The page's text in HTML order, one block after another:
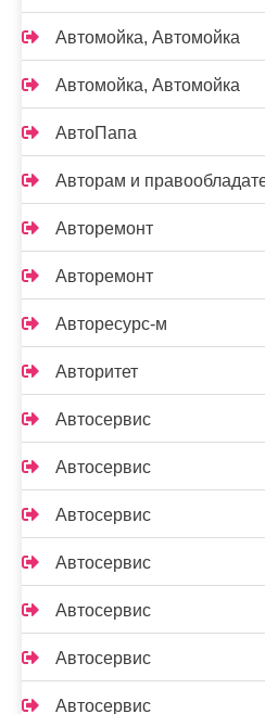
Автомойка, Автомойка
Автомойка, Автомойка
АвтоПапа
Авторам и
Авторемонт
Авторемонт
Авторесурс-м
Авторитет
Автосервис
Автосервис
Автосервис
Автосервис
Автосервис
Автосервис
Автосервис